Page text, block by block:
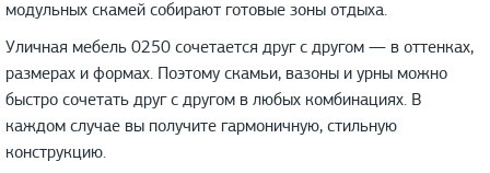
модульных скамей собирают готовые зоны отдыха.
Уличная мебель 0250 сочетается друг с другом — в оттенках,
размерах и формах. Поэтому скамьи, вазоны и урны можно
быстро сочетать друг с другом в любых комбинациях. В
каждом случае вы получите гармоничную, стильную
конструкцию.